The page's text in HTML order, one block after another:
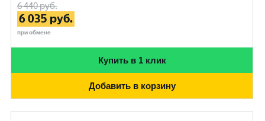
6 440руб.
6 035 руб.
при обмене
Купить в 1 клик
Добавить в корзину